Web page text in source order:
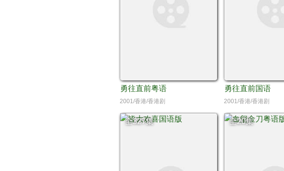
勇往直前粤语
2001/香港/香港剧
勇往直前国语
2001/香港/香港剧
全327集 全20集